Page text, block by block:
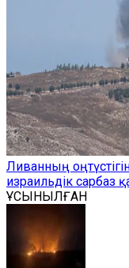
Ливанның
израильдік сарбаз
ҰСЫНЫЛҒАН